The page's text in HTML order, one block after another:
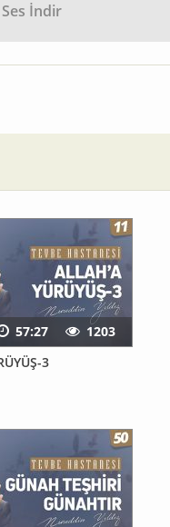
Ses İndir
3
57:27
1203